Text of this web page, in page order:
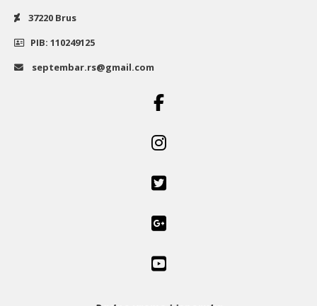
37220 Brus
PIB: 110249125
septembar.rs@gmail.com